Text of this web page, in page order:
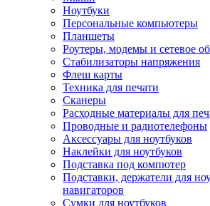
Ноутбуки
Персональные компьютеры
Планшеты
Роутеры, модемы и сетевое
Стабилизаторы напряжения
Флеш карты
Техника для печати
Сканеры
Расходные материалы для
Проводные и радиотелефоны
Аксессуары для ноутбуков
Наклейки для ноутбуков
Подставка под компютер
Подставки, держатели для
навигаторов
Сумки для ноутбуков